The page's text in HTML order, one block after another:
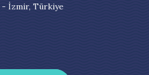
- İzmir, Türkiye